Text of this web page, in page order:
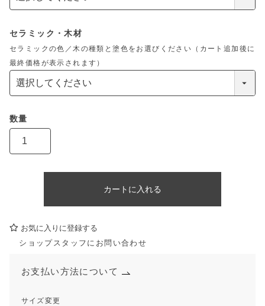
セラミック・木材
セラミックの色／木の種類と塗色をお選びください（カート追加後に
最終価格が表示されます）
お気に入りに登録する
カートに入れる
ショップスタッフにお問い合わせ
サイズ変更
お支払い方法について